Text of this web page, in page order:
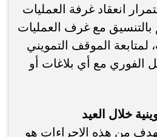
انعقاد غرفة العمليات
بالتنسيق مع غرف العمليات
لمتابعة الموقف التمويني
الفوري مع أي بلاغات أو
خلال العيد
من هذه الإجراءات هو